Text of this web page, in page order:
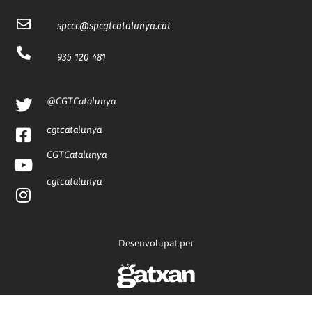
spccc@spcgtcatalunya.cat
935 120 481
@CGTCatalunya
cgtcatalunya
CGTCatalunya
cgtcatalunya
Desenvolupat per